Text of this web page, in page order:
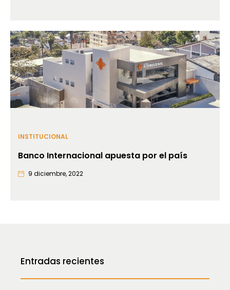
Entradas recientes
INSTITUCIONAL
Banco Internacional apuesta por el país
9 diciembre, 2022